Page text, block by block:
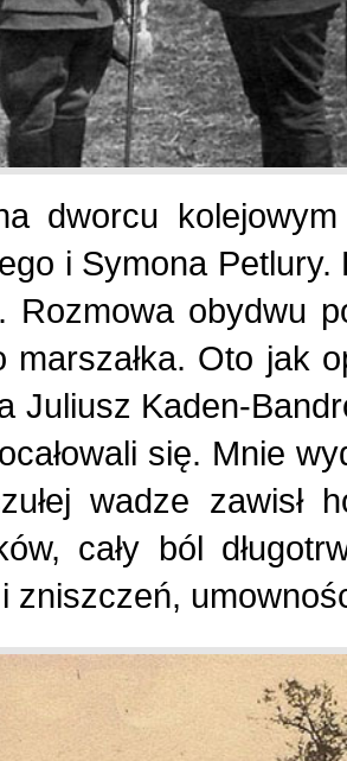
Wystawy, premiery,
Z Polską i Ukrainą w
Українська сторінка
dworcu kolejowym
i Symona
Rozmowa obydwu
marszałka. Oto jak
Juliusz Kaden-
się. Mnie
wadze zawisł
cały ból
zniszczeń,